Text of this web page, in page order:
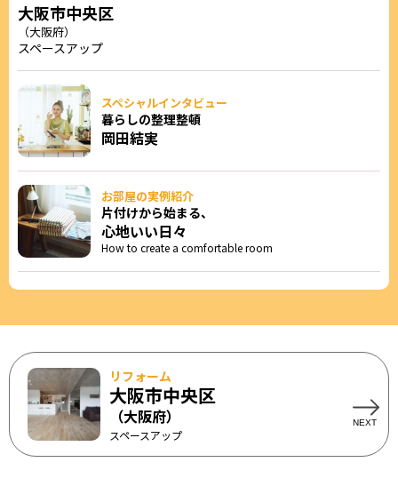
大阪市中央区
（大阪府）
スペースアップ
スペシャルインタビュー
暮らしの整理整頓
岡田結実
お部屋の実例紹介
片付けから始まる、
心地いい日々
How to create a comfortable room
リフォーム
大阪市中央区
（大阪府）
スペースアップ